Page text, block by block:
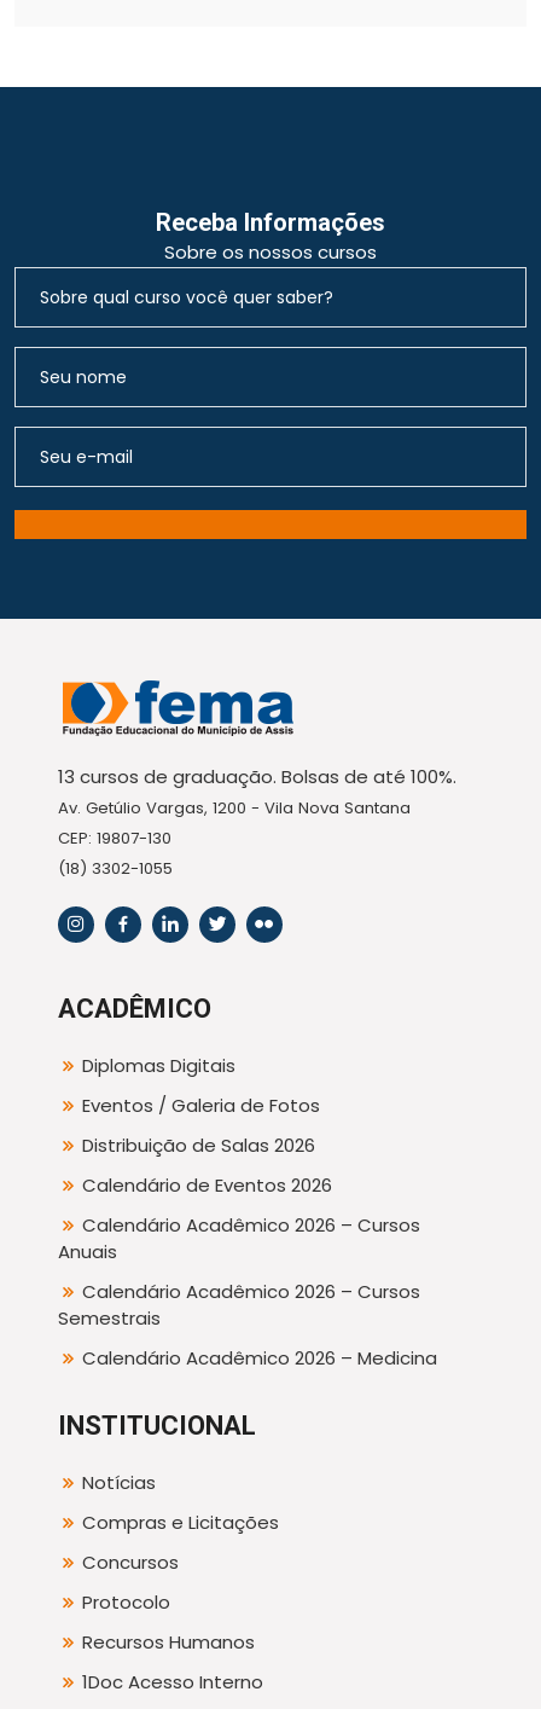
Receba Informações
Sobre os nossos cursos
13 cursos de graduação. Bolsas de até 100%.
Av. Getúlio Vargas, 1200 - Vila Nova Santana
CEP: 19807-130
(18) 3302-1055
ACADÊMICO
Diplomas Digitais
Eventos / Galeria de Fotos
Distribuição de Salas 2026
Calendário de Eventos 2026
Calendário Acadêmico 2026 – Cursos
Anuais
Calendário Acadêmico 2026 – Cursos
Semestrais
Calendário Acadêmico 2026 – Medicina
INSTITUCIONAL
Notícias
Compras e Licitações
Concursos
Protocolo
Recursos Humanos
1Doc Acesso Interno